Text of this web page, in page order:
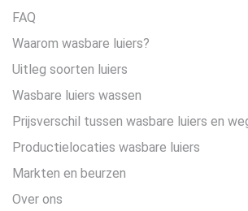
FAQ
Waarom wasbare luiers?
Uitleg soorten luiers
Wasbare luiers wassen
Prijsverschil tussen wasbare luiers en
Productielocaties wasbare luiers
Markten en beurzen
Over ons